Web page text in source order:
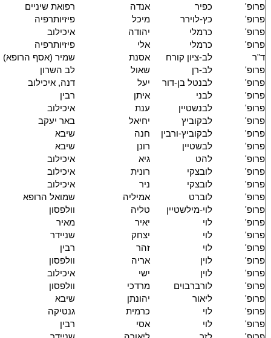
פרופ'
כפיר אנדה
רפואת שיניים
פרופ'
כץ-לוירר מיכל
פיזיותרפיה
פרופ'
כרמלי יהודה
איכילוב
פרופ'
כרמלי אלי
פיזיותרפיה
ד"ר
לב-ציון קורח אסנת
שמיר (אסף הרופא)
פרופ'
לב-רן שאול
לב השרון
פרופ'
לבנטל בן-דור יעל
דנה, איכילוב
פרופ'
לבני איתן
רבין
פרופ'
לבנשטיין ענת
איכילוב
פרופ'
לבקוביץ יחיאל
באר יעקב
פרופ'
לבקוביץ-ורבין חנה
שיבא
פרופ'
לבשטיין רונן
שיבא
פרופ'
להט גיא
איכילוב
פרופ'
לובצקי רונית
איכילוב
פרופ'
לובצקי ניר
איכילוב
פרופ'
לוברט אמיליה
שמואל הרופא
פרופ'
לוי-מילשטיין טליה
וולפסון
פרופ'
לוי יאיר
מאיר
פרופ'
לוי יצחק
שניידר
פרופ'
לוי זהר
רבין
פרופ'
לוין אריה
וולפסון
פרופ'
לוין ישי
איכילוב
פרופ'
לורברבוים מרדכי
וולפסון
פרופ'
ליאור יהונתן
שיבא
פרופ'
לוי כרמית
גנטיקה
פרופ'
לוי אסי
רבין